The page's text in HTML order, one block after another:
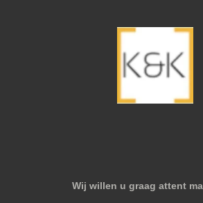
Wij willen u graag attent